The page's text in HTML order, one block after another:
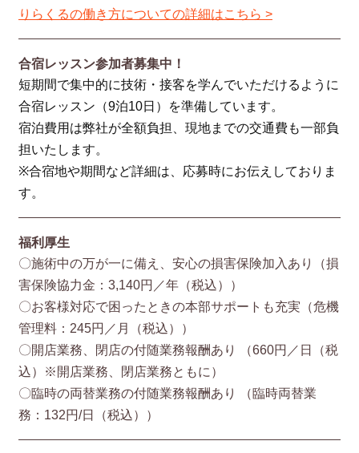
りらくるの働き方についての詳細はこちら >
合宿レッスン参加者募集中！
短期間で集中的に技術・接客を学んでいただけるように
合宿レッスン（9泊10日）を準備しています。
宿泊費用は弊社が全額負担、現地までの交通費も一部負
担いたします。
※合宿地や期間など詳細は、応募時にお伝えしておりま
す。
福利厚生
〇施術中の万が一に備え、安心の損害保険加入あり（損
害保険協⼒⾦：3,140円／年（税込））
〇お客様対応で困ったときの本部サポートも充実（危機
管理料：245円／月（税込））
〇開店業務、閉店の付随業務報酬あり （660円／⽇（税
込）※開店業務、閉店業務ともに）
〇臨時の両替業務の付随業務報酬あり （臨時両替業
務：132円/⽇（税込））